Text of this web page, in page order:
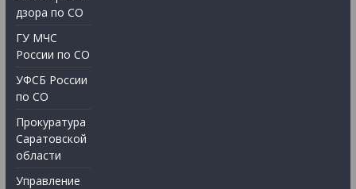
дзора по СО
ГУ МЧС
России по СО
УФСБ России
по СО
Прокуратура
Саратовской
области
Управление